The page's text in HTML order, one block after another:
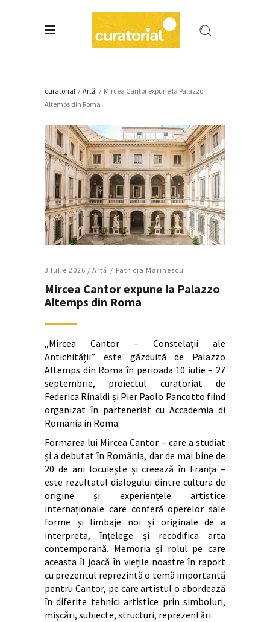
curatorial / Artǎ / Mircea Cantor expune la Palazzo
Altemps din Roma
3 Iulie 2026 / Artǎ Patricia Marinescu
Mircea Cantor expune la Palazzo
Altemps din Roma
„Mircea Cantor – Constelații ale
Antichității” este găzduită de Palazzo
Altemps din Roma în perioada 10 iulie – 27
septembrie, proiectul curatoriat de
Federica Rinaldi și Pier Paolo Pancotto fiind
organizat în parteneriat cu Accademia di
Romania in Roma.
Formarea lui Mircea Cantor – care a studiat
și a debutat în România, dar de mai bine de
20 de ani locuiește și creează în Franța –
este rezultatul dialogului dintre cultura de
origine și experiențele artistice
internaționale care conferă operelor sale
forme și limbaje noi și originale de a
interpreta, înțelege și recodifica arta
contemporană. Memoria și rolul pe care
aceasta îl joacă în viețile noastre în raport
cu prezentul reprezintă o temă importantă
pentru Cantor, pe care artistul o abordează
în diferite tehnici artistice prin simboluri,
mișcări, subiecte, structuri, reprezentări.